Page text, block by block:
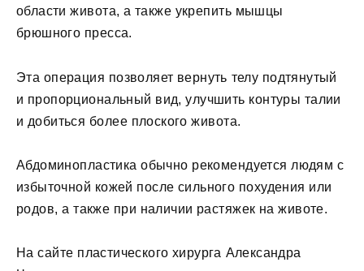
области живота, а также укрепить мышцы
брюшного пресса.
Эта операция позволяет вернуть телу подтянутый
и пропорциональный вид, улучшить контуры талии
и добиться более плоского живота.
Абдоминопластика обычно рекомендуется людям с
избыточной кожей после сильного похудения или
родов, а также при наличии растяжек на животе.
На сайте пластического хирурга Александра